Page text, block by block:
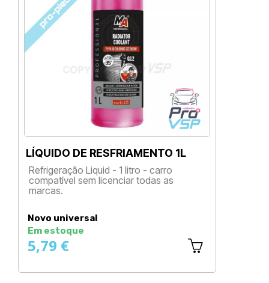
LÍQUIDO DE RESFRIAMENTO 1L
Refrigeração Liquid - 1 litro - carro
compatível sem licenciar todas as
marcas.
Novo universal
Em estoque
5,79 €